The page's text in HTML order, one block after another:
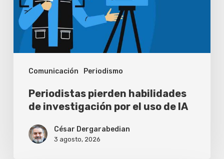
Comunicación Periodismo
por
el
de
Periodistas pierden habilidades
de investigación por el uso de IA
César Dergarabedian
3 agosto, 2026